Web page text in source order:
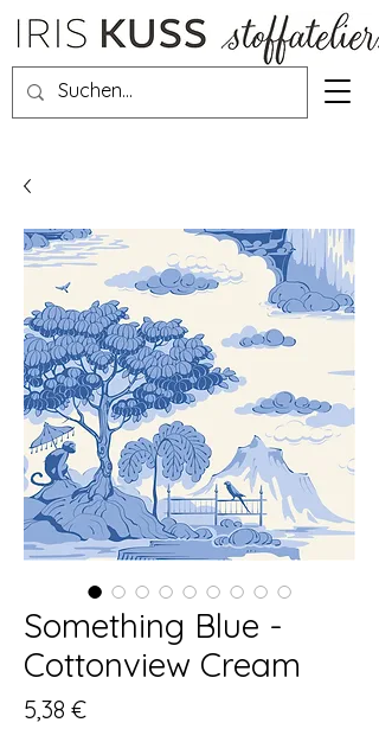
Something Blue -
Cottonview Cream
5,38 €Preis